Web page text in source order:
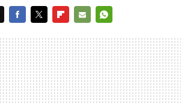
MAIL